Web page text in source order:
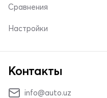
Сравнения
Настройки
Контакты
info@auto.uz